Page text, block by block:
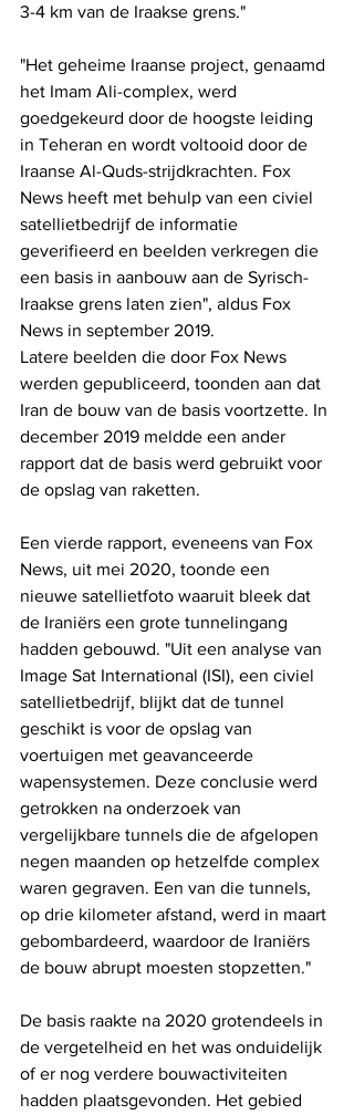
3-4 km van de Iraakse grens."
"Het geheime Iraanse project, genaamd
het Imam Ali-complex, werd
goedgekeurd door de hoogste leiding
in Teheran en wordt voltooid door de
Iraanse Al-Quds-strijdkrachten. Fox
News heeft met behulp van een civiel
satellietbedrijf de informatie
geverifieerd en beelden verkregen die
een basis in aanbouw aan de Syrisch-
Iraakse grens laten zien", aldus Fox
News in september 2019.
Latere beelden die door Fox News
werden gepubliceerd, toonden aan dat
Iran de bouw van de basis voortzette. In
december 2019 meldde een ander
rapport dat de basis werd gebruikt voor
de opslag van raketten.
Een vierde rapport, eveneens van Fox
News, uit mei 2020, toonde een
nieuwe satellietfoto waaruit bleek dat
de Iraniërs een grote tunnelingang
hadden gebouwd. "Uit een analyse van
Image Sat International (ISI), een civiel
satellietbedrijf, blijkt dat de tunnel
geschikt is voor de opslag van
voertuigen met geavanceerde
wapensystemen. Deze conclusie werd
getrokken na onderzoek van
vergelijkbare tunnels die de afgelopen
negen maanden op hetzelfde complex
waren gegraven. Een van die tunnels,
op drie kilometer afstand, werd in maart
gebombardeerd, waardoor de Iraniërs
de bouw abrupt moesten stopzetten."
De basis raakte na 2020 grotendeels in
de vergetelheid en het was onduidelijk
of er nog verdere bouwactiviteiten
hadden plaatsgevonden. Het gebied